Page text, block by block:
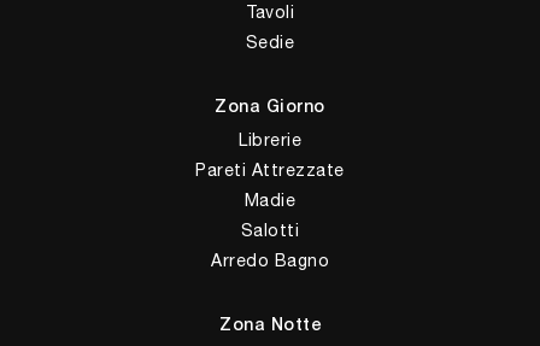
Tavoli
Sedie
Zona Giorno
Librerie
Pareti Attrezzate
Madie
Salotti
Arredo Bagno
Zona Notte